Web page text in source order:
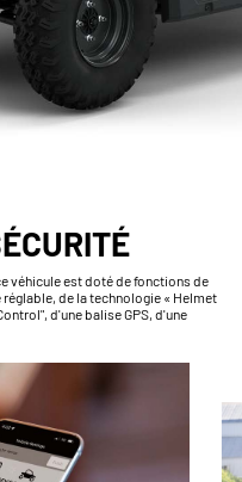
véhicule est doté de fonctions de
de la technologie « Helmet
d'une balise GPS, d'une